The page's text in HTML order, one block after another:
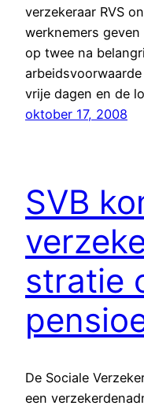
verzekeraar RVS
werknemers
op twee na
vrije dagen en de
oktober 17, 2008
SVB
stratie
De Sociale
een